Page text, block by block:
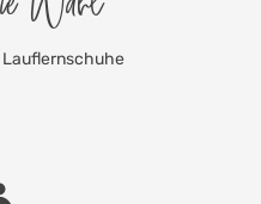
Lauflernschuhe